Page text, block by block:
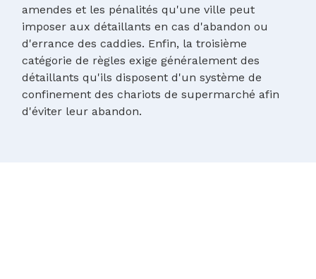
amendes et les pénalités qu'une ville peut
imposer aux détaillants en cas d'abandon ou
d'errance des caddies. Enfin, la troisième
catégorie de règles exige généralement des
détaillants qu'ils disposent d'un système de
confinement des chariots de supermarché afin
d'éviter leur abandon.